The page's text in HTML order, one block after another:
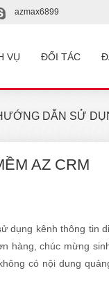
azmax6899
VỤ ĐỐI TÁC
DẪN SỬ
AZ CRM
dụng kênh thông tin
hàng, chúc mừng
có nội dung